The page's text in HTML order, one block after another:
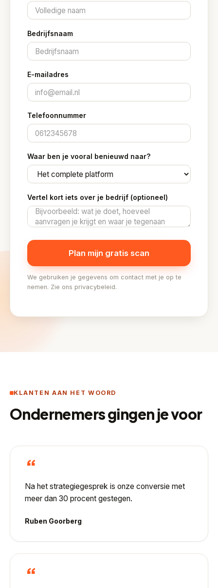
Bedrijfsnaam
E-mailadres
Telefoonnummer
Waar ben je vooral benieuwd naar?
Vertel kort iets over je bedrijf (optioneel)
We gebruiken je gegevens om contact met je op te
nemen. Zie ons privacybeleid.
KLANTEN AAN HET WOORD
Ondernemers gingen je voor
“
Na het strategiegesprek is onze conversie met
meer dan 30 procent gestegen.
Ruben Goorberg
“